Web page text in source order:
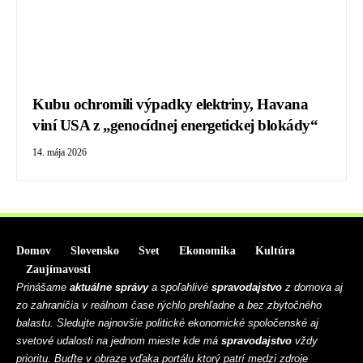
Kubu ochromili výpadky elektriny, Havana
viní USA z „genocídnej energetickej blokády“
14. mája 2026
Domov Slovensko Svet Ekonomika
Kultúra
Zaujímavosti
Prinášame aktuálne správya spoľahlivé spravodajstvo z domova aj
zo zahraničia v reálnom čase rýchlo prehľadne a bez zbytočného
balastu. Sledujte najnovšie politické ekonomické spoločenské aj
svetové udalosti na jednom mieste kde má spravodajstvo vždy
prioritu. Buďte v obraze vďaka portálu ktorý patrí medzi zdroje